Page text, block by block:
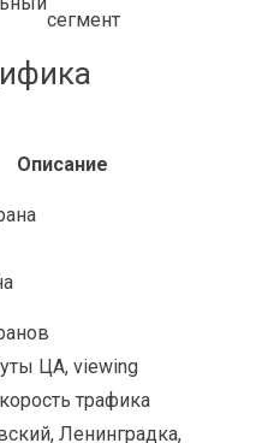
сегмент
Описание
ЦА, viewing
трафика
Ленинградка,